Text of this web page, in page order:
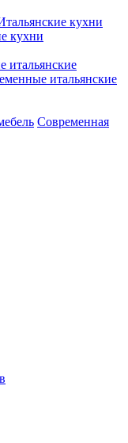
кухни
кухни
итальянские
итальянские
Современная